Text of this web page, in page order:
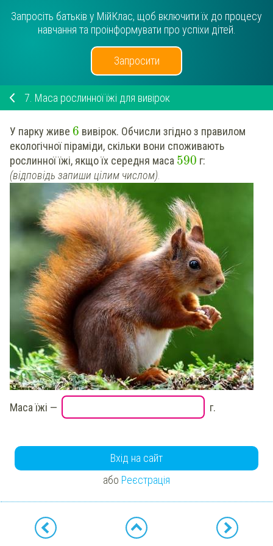
Запросіть батьків у МійКлас, щоб включити їх до процесу
навчання та проінформувати про успіхи дітей.
Запросити
7. Маса рослинної їжі для вивірок
У парку живе 6 вивірок. Обчисли згідно з правилом
екологічної піраміди, скільки вони споживають
рослинної їжі, якщо їх середня маса 590 г:
(відповідь запиши цілим числом).
Маса їжі — г.
Вхід на сайт
або Реєстрація